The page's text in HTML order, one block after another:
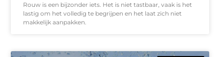
Rouw is een bijzonder iets. Het is niet tastbaar, vaak is het
lastig om het volledig te begrijpen en het laat zich niet
makkelijk aanpakken.